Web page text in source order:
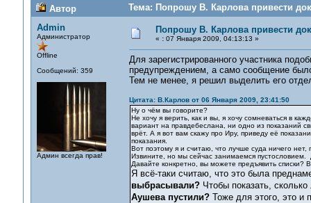
Автор
Тема: Попрошу В. Карлова привести
Admin
Администратор
Offline
Сообщений: 359
Админ всегда прав!
Попрошу В. Карлова привести
« :07 Января 2009, 04:13:13 »
Для зарегистрированного участника
предупреждением, а само сообщение
Тем не менее, я решил выделить его
Цитата: В.Карлов от 06 Января 2009, 23:41:50
Ну о чём вы говорите?
Не хочу я верить, как и вы, я хочу сомневаться в
вариант на правдебеслана, ни одно из показаний
врёт. А я вот вам скажу про Иру, приведу её
показания.
Вот поэтому я и считаю, что лучше суда ничего
Извините, но мы сейчас занимаемся пустословием.
Давайте конкретно, вы можете предъявить списки?
Я всё-таки считаю, что это была
выбрасывали?Чтобы показать,
Аушева пустили?Тоже для этого, это и